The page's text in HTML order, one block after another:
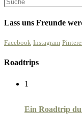
Lass uns Freunde
Facebook Instagram
Roadtrips
1
Ein Roadtrip